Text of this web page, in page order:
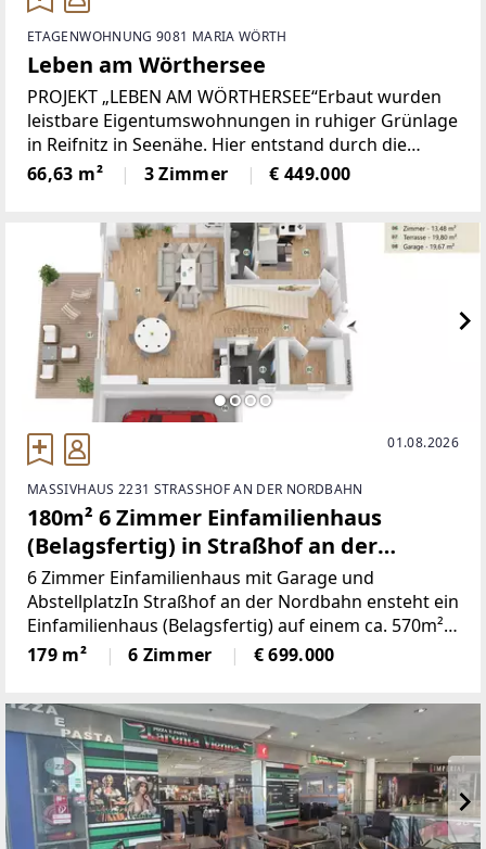
ETAGENWOHNUNG 9081 MARIA WÖRTH
Leben am Wörthersee
PROJEKT „LEBEN AM WÖRTHERSEE“Erbaut wurden
leistbare Eigentumswohnungen in ruhiger Grünlage
in Reifnitz in Seenähe. Hier entstand durch die
Verbindung zweier Häuser ein interessantes Projekt
mit verschiedenen Möglichkeiten.Das ehemalige
66,63 m² 3 Zimmer € 449.000
01.08.2026
MASSIVHAUS 2231 STRASSHOF AN DER NORDBAHN
180m² 6 Zimmer Einfamilienhaus
(Belagsfertig) in Straßhof an der
Nordbahn
6 Zimmer Einfamilienhaus mit Garage und
AbstellplatzIn Straßhof an der Nordbahn ensteht ein
Einfamilienhaus (Belagsfertig) auf einem ca. 570m²
großem Grundstück.Das Haus (Ziegellmassiv mit
Flachdach) hat eine Wohnfläche von ca. 179m2 und
179 m² 6 Zimmer € 699.000